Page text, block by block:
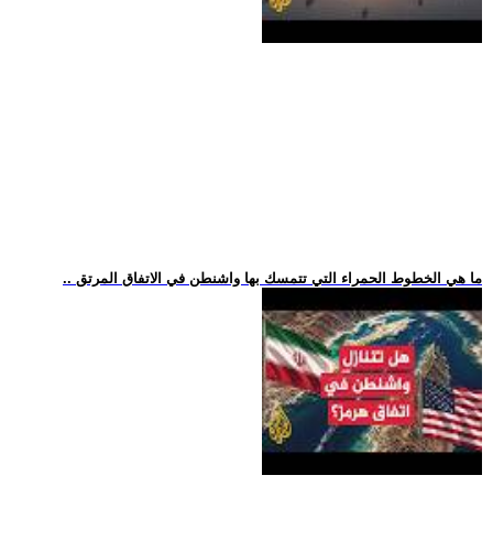
.. ما هي الخطوط الحمراء التي تتمسك بها واشنطن في الاتفاق المرتق